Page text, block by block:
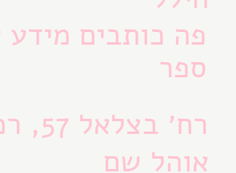
פה כותבים
ספר
רח׳ בצלאל 57, רמת גן
אוהל שם